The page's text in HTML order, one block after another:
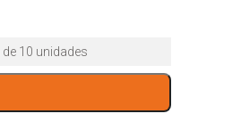
de 10 unidades